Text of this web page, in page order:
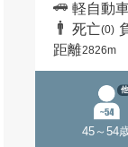
軽自動車
死亡(0)
距離2826m
45～54
他